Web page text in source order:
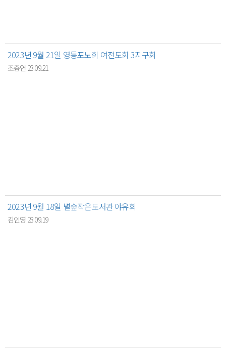
2023년 9월 21일 영등포노회 여전도회 3지구회
조충연 23.09.21
2023년 9월 18일 별숲작은도서관 야유회
김인영 23.09.19